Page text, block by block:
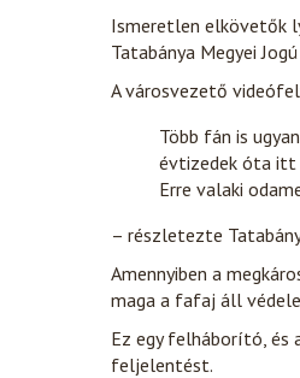
Ismeretlen elkövetők
Tatabánya Megyei
A városvezető
Több fán is
évtizedek óta itt
Erre valaki
– részletezte
Amennyiben a
maga a fafaj áll
Ez egy felháborító, és
feljelentést.